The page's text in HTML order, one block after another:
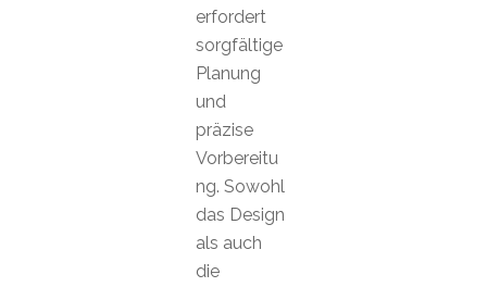
erfordert
sorgfältige
Planung
und
präzise
Vorbereitu
ng. Sowohl
das Design
als auch
die